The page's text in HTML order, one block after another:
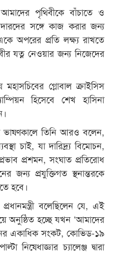
পৃথিবীকে বাঁচাতে ও
সঙ্গে কাজ করার জন্য
অপরের প্রতি লক্ষ্য রাখতে
যত্ন নেওয়ার জন্য নিজেদের
গ্লোবাল ক্রাইসিস
হিসেবে শেখ হাসিনা
ভাষণকালে তিনি আরও বলেন,
চাই, যা দারিদ্র্য বিমোচন,
প্রশমন, সংঘাত প্রতিরোধ
জন্য প্রযুক্তিগত স্থনান্তরকে
হবে।
বলেছিলেন যে, এই
অনুষ্ঠিত হচ্ছে যখন ‘আমাদের
একাধিক সংকট, কোভিড-১৯
নিষেধাজ্ঞার চ্যালেঞ্জ দ্বারা